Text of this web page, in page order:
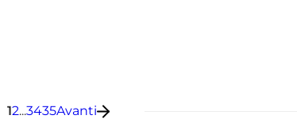
12...3435Avanti